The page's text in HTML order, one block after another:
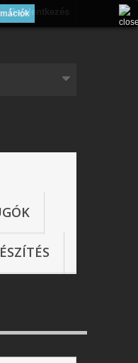
Bejelentkezés